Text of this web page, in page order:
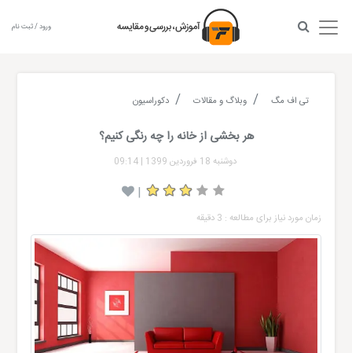
ورود / ثبت نام
تی اف مگ وبلاگ و مقالات دکوراسیون
هر بخشی از خانه را چه رنگی کنیم؟
دوشنبه 18 فروردین 1399 |
09:14
|
زمان مورد نیاز برای مطالعه : 3 دقیقه